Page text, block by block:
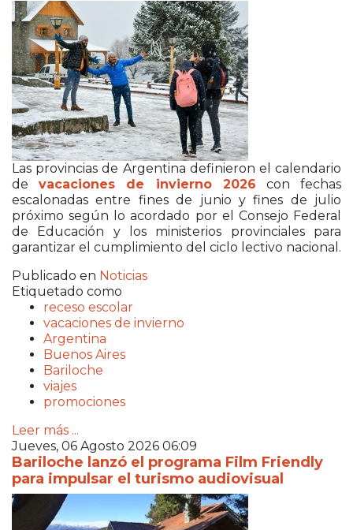
Las provincias de Argentina definieron el calendario
devacaciones de invierno 2026 con fechas
escalonadas entre fines de junio y fines de julio
próximo según lo acordado por el Consejo Federal
de Educación y los ministerios provinciales para
garantizar el cumplimiento del ciclo lectivo nacional.
Publicado en Noticias
Etiquetado como
receso escolar
vacaciones de invierno
Argentina
Buenos Aires
Bariloche
viajes
promociones
Leer más ...
Jueves, 06 Agosto 2026 06:09
Bariloche lanzó el programa Film Friendly
para impulsar el turismo audiovisual